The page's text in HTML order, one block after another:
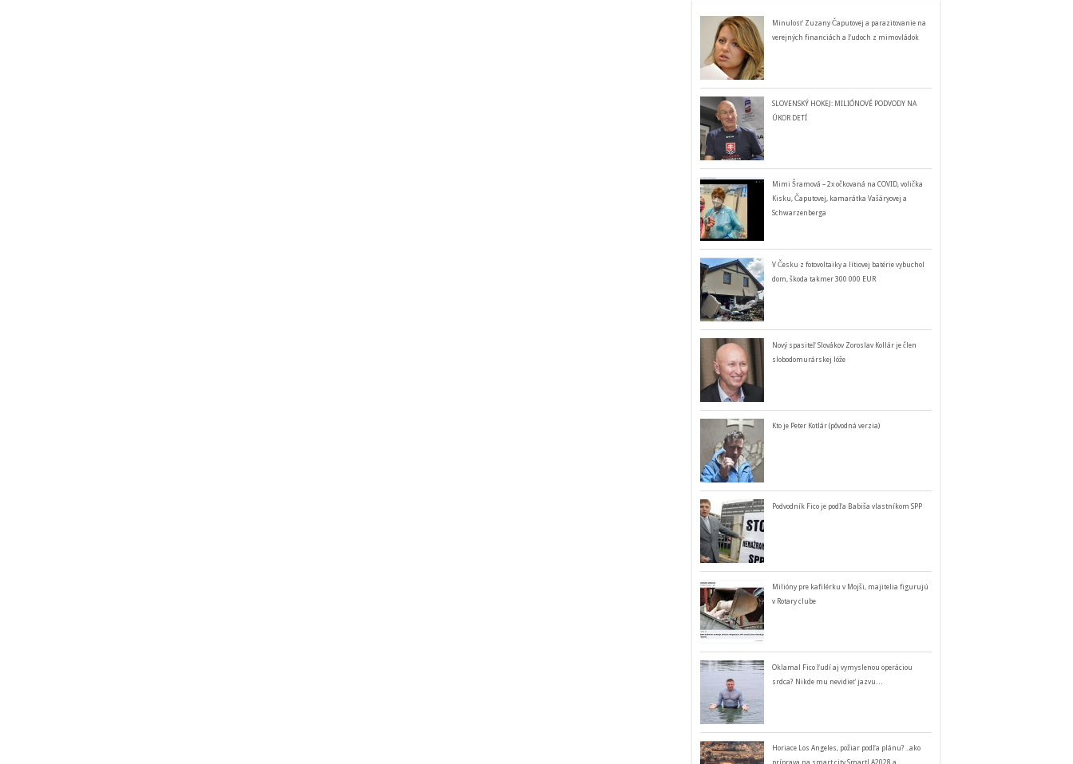
Minulosť Zuzany Čaputovej a parazitovanie na
verejných financiách a ľudoch z mimovládok
SLOVENSKÝ HOKEJ: MILIÓNOVÉ PODVODY NA
ÚKOR DETÍ
Mimi Šramová – 2x očkovaná na COVID, volička
Kisku, Čaputovej, kamarátka Vašáryovej a
Schwarzenberga
V Česku z fotovoltaiky a lítiovej batérie vybuchol
dom, škoda takmer 300 000 EUR
Nový spasiteľ Slovákov Zoroslav Kollár je člen
slobodomurárskej lóže
Kto je Peter Kotlár (pôvodná verzia)
Podvodník Fico je podľa Babiša vlastníkom SPP
Milióny pre kafilérku v Mojši, majitelia figurujú
v Rotary clube
Oklamal Fico ľudí aj vymyslenou operáciou
srdca? Nikde mu nevidieť jazvu…
Horiace Los Angeles, požiar podľa plánu? ..ako